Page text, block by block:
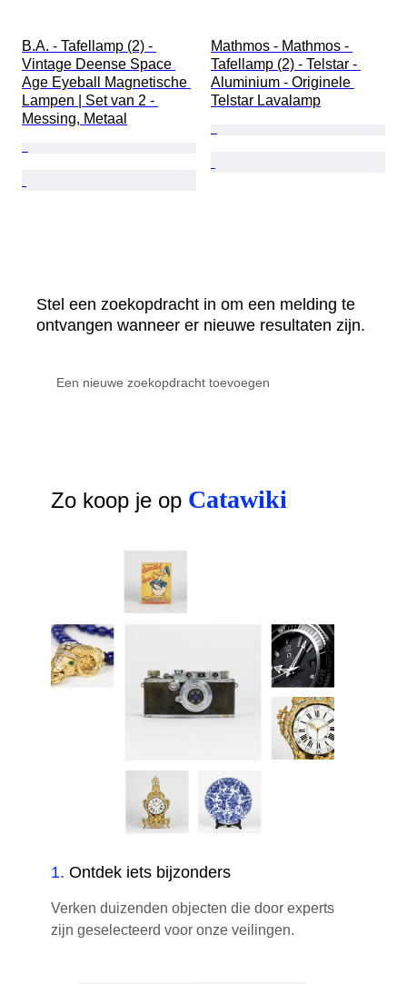
B.A. - Tafellamp (2) -
Vintage Deense Space
Age Eyeball Magnetische
Lampen | Set van 2 -
Messing, Metaal
Mathmos - Mathmos -
Tafellamp (2) - Telstar -
Aluminium - Originele
Telstar Lavalamp
Stel een zoekopdracht in om een melding te
ontvangen wanneer er nieuwe resultaten zijn.
Zo koop je op Catawiki
1. Ontdek iets bijzonders
Verken duizenden objecten die door experts
zijn geselecteerd voor onze veilingen.